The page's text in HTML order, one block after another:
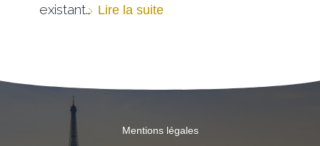
existant… Lire la suite
Mentions légales